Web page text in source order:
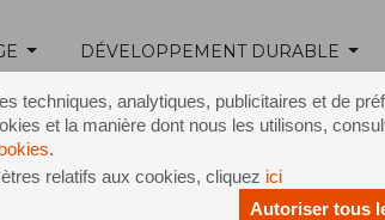
techniques, analytiques, publicitaires et de
et la manière dont nous les utilisons,
.
relatifs aux cookies, cliquez ici
Autoriser tous
DÉVELOPPEMENT DURABLE